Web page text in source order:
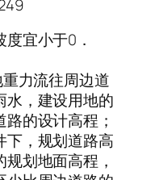
宜小于0．
力流往周边道
水，建设用地的
的设计高程；
下，规划道路高
划地面高程，